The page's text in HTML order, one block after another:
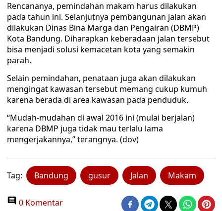
Rencananya, pemindahan makam harus dilakukan
pada tahun ini. Selanjutnya pembangunan jalan akan
dilakukan Dinas Bina Marga dan Pengairan (DBMP)
Kota Bandung. Diharapkan keberadaan jalan tersebut
bisa menjadi solusi kemacetan kota yang semakin
parah.
Selain pemindahan, penataan juga akan dilakukan
mengingat kawasan tersebut memang cukup kumuh
karena berada di area kawasan pada penduduk.
“Mudah-mudahan di awal 2016 ini (mulai berjalan)
karena DBMP juga tidak mau terlalu lama
mengerjakannya,” terangnya. (dov)
Tag: Bandung gusur Jalan Makam
0 Komentar